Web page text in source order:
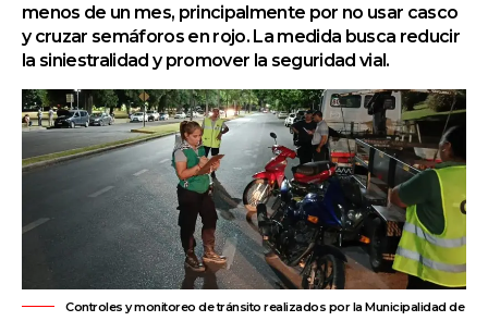
menos de un mes, principalmente por no usar casco
y cruzar semáforos en rojo. La medida busca reducir
la siniestralidad y promover la seguridad vial.
Controles y monitoreo de tránsito realizados por la Municipalidad de